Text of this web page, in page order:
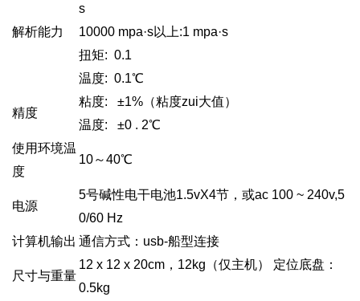
解析能力
s
10000 mpa·s以上:1 mpa·s
扭矩: 0.1
温度: 0.1℃
精度
粘度: ±1%（粘度zui大值）
温度: ±0 . 2℃
使用环境温
度
10～40℃
电源
5号碱性电干电池1.5vX4节，或ac 100 ~ 240v,5
0/60 Hz
计算机输出 通信方式：usb-船型连接
尺寸与重量
12 x 12 x 20cm ，12kg（仅主机） 定位底盘：
0.5kg